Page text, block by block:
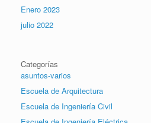
Enero 2023
julio 2022
Categorías
asuntos-varios
Escuela de Arquitectura
Escuela de Ingeniería Civil